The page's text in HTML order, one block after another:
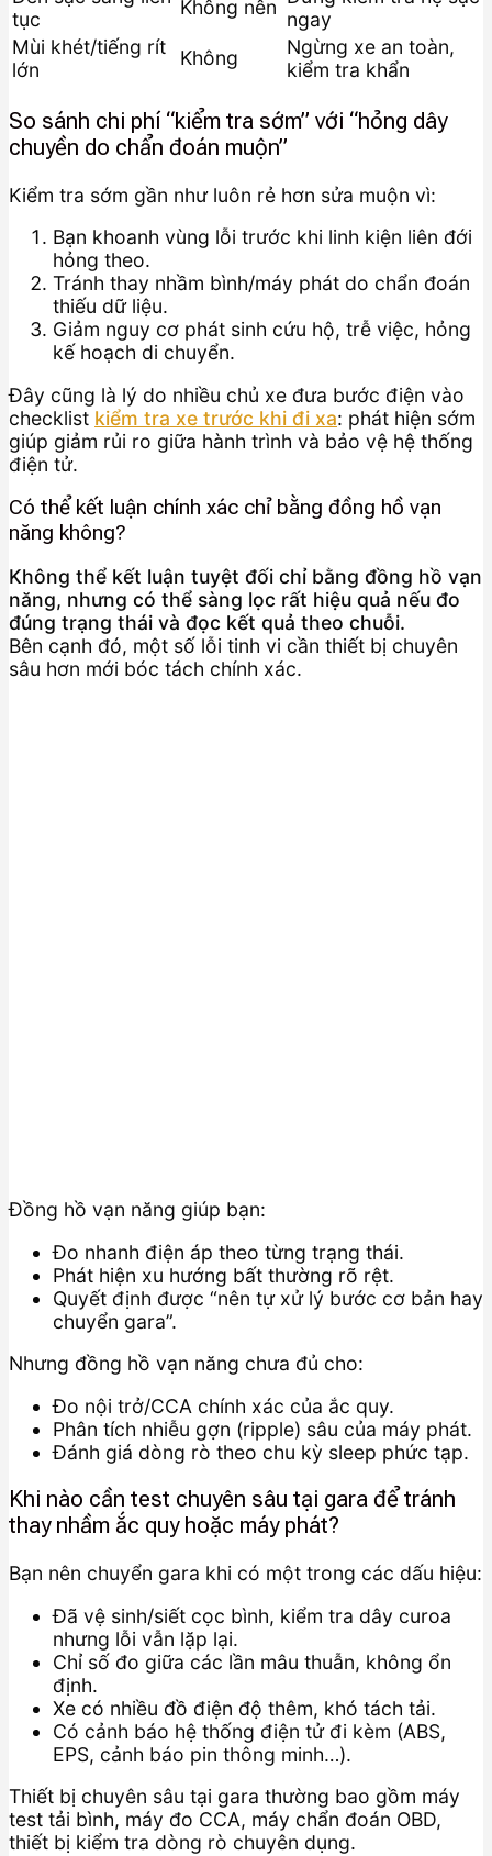
tục
Không nên
ngay
Mùi khét/tiếng rít
lớn
Không
Ngừng xe an toàn,
kiểm tra khẩn
So sánh chi phí “kiểm tra sớm” với “hỏng dây
chuyền do chẩn đoán muộn”
Kiểm tra sớm gần như luôn rẻ hơn sửa muộn vì:
Bạn khoanh vùng lỗi trước khi linh kiện liên đới
hỏng theo.
Tránh thay nhầm bình/máy phát do chẩn đoán
thiếu dữ liệu.
Giảm nguy cơ phát sinh cứu hộ, trễ việc, hỏng
kế hoạch di chuyển.
Đây cũng là lý do nhiều chủ xe đưa bước điện vào
checklist kiểm tra xe trước khi đi xa: phát hiện sớm
giúp giảm rủi ro giữa hành trình và bảo vệ hệ thống
điện tử.
Có thể kết luận chính xác chỉ bằng đồng hồ vạn
năng không?
Không thể kết luận tuyệt đối chỉ bằng đồng hồ vạn
năng, nhưng có thể sàng lọc rất hiệu quả nếu đo
đúng trạng thái và đọc kết quả theo chuỗi.
Bên cạnh đó, một số lỗi tinh vi cần thiết bị chuyên
sâu hơn mới bóc tách chính xác.
Đồng hồ vạn năng giúp bạn:
Đo nhanh điện áp theo từng trạng thái.
Phát hiện xu hướng bất thường rõ rệt.
Quyết định được “nên tự xử lý bước cơ bản hay
chuyển gara”.
Nhưng đồng hồ vạn năng chưa đủ cho:
Đo nội trở/CCA chính xác của ắc quy.
Phân tích nhiễu gợn (ripple) sâu của máy phát.
Đánh giá dòng rò theo chu kỳ sleep phức tạp.
Khi nào cần test chuyên sâu tại gara để tránh
thay nhầm ắc quy hoặc máy phát?
Bạn nên chuyển gara khi có một trong các dấu hiệu:
Đã vệ sinh/siết cọc bình, kiểm tra dây curoa
nhưng lỗi vẫn lặp lại.
Chỉ số đo giữa các lần mâu thuẫn, không ổn
định.
Xe có nhiều đồ điện độ thêm, khó tách tải.
Có cảnh báo hệ thống điện tử đi kèm (ABS,
EPS, cảnh báo pin thông minh…).
Thiết bị chuyên sâu tại gara thường bao gồm máy
test tải bình, máy đo CCA, máy chẩn đoán OBD,
thiết bị kiểm tra dòng rò chuyên dụng.